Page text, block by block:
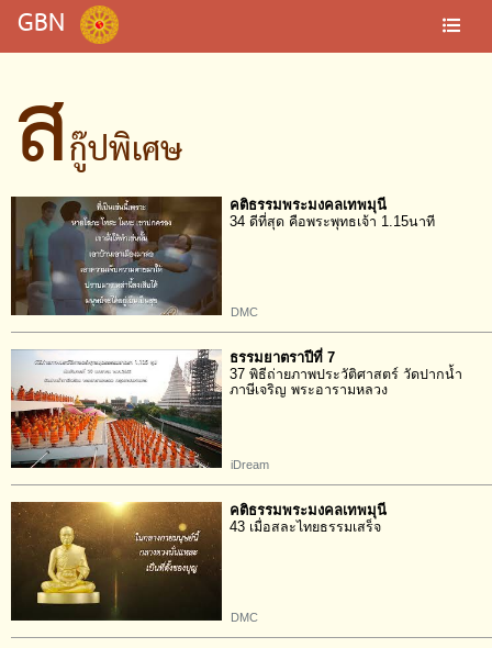
GBN
สกู๊ปพิเศษ
คติธรรมพระมงคลเทพมุนี
34 ดีที่สุด คือพระพุทธเจ้า 1.15นาที
DMC
ธรรมยาตราปีที่ 7
37 พิธีถ่ายภาพประวัติศาสตร์ วัดปากน้ำ
ภาษีเจริญ พระอารามหลวง
iDream
คติธรรมพระมงคลเทพมุนี
43 เมื่อสละไทยธรรมเสร็จ
DMC